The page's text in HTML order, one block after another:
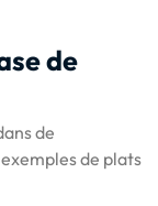
de
de
de plats